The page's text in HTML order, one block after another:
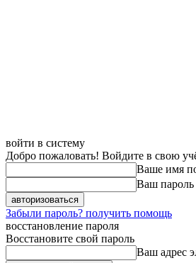
войти в систему
Добро пожаловать! Войдите в свою
Ваше имя
Ваш пароль
Забыли пароль? получить помощь
восстановление пароля
Восстановите свой пароль
Ваш адрес